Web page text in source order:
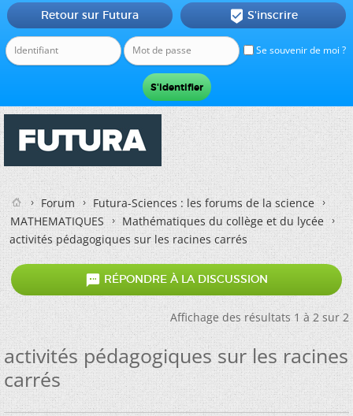
Se souvenir de moi ?
Retour sur Futura  S'inscrire
Forum
Futura-Sciences : les forums de la science
MATHEMATIQUES
Mathématiques du collège et du lycée
activités pédagogiques sur les racines carrés
 RÉPONDRE À LA DISCUSSION
Affichage des résultats 1 à 2 sur 2
activités pédagogiques sur les racines
carrés